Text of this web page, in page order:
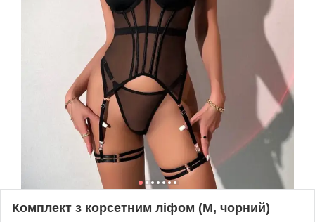
Комплект з корсетним ліфом (M, чорний)